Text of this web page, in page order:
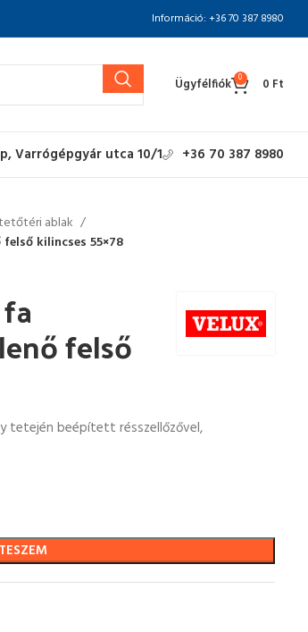
Információ: +36 70 387 8980
Ügyfélfiók 0 0 Ft
Varrógépgyár utca 10/1 +36 70 387 8980
ablak
kilincses 55×78
felső
tetején beépített résszellőzővel,